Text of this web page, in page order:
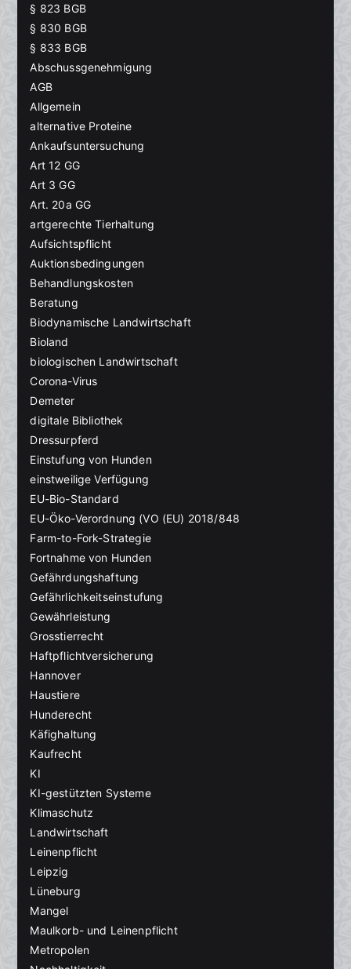
§ 823 BGB
§ 830 BGB
§ 833 BGB
Abschussgenehmigung
AGB
Allgemein
alternative Proteine
Ankaufsuntersuchung
Art 12 GG
Art 3 GG
Art. 20a GG
artgerechte Tierhaltung
Aufsichtspflicht
Auktionsbedingungen
Behandlungskosten
Beratung
Biodynamische Landwirtschaft
Bioland
biologischen Landwirtschaft
Corona-Virus
Demeter
digitale Bibliothek
Dressurpferd
Einstufung von Hunden
einstweilige Verfügung
EU-Bio-Standard
EU-Öko-Verordnung (VO (EU) 2018/848
Farm-to-Fork-Strategie
Fortnahme von Hunden
Gefährdungshaftung
Gefährlichkeitseinstufung
Gewährleistung
Grosstierrecht
Haftpflichtversicherung
Hannover
Haustiere
Hunderecht
Käfighaltung
Kaufrecht
KI
KI-gestützten Systeme
Klimaschutz
Landwirtschaft
Leinenpflicht
Leipzig
Lüneburg
Mangel
Maulkorb- und Leinenpflicht
Metropolen